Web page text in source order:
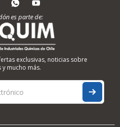
es parte de:
exclusivas, noticias sobre
y mucho más.